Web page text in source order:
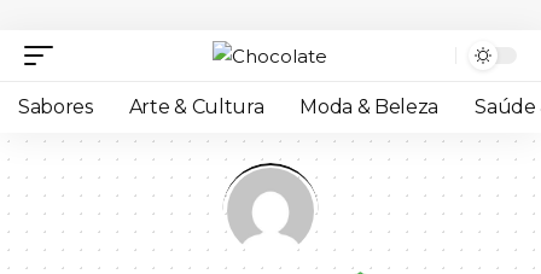
Sabores Arte & Cultura Moda & Beleza Saúde